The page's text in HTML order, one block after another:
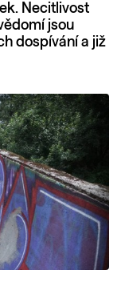
Necitlivost
jsou
dospívání a již